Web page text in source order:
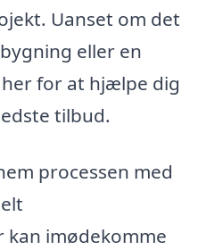
Uanset om det
eller en
for at hjælpe dig
tilbud.
processen med
imødekomme